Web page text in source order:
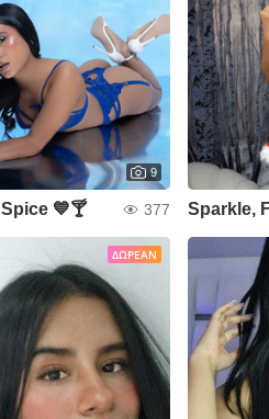
9
💙🍸 377
ΔΩΡΕΆΝ